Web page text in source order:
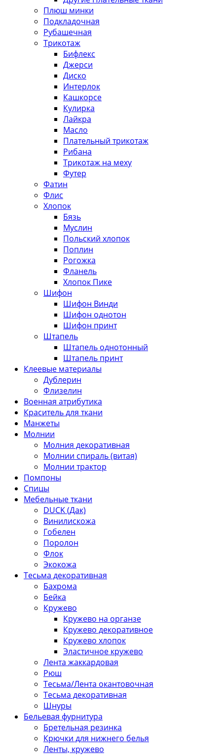
Плюш минки
Подкладочная
Рубашечная
Трикотаж
Бифлекс
Джерси
Диско
Интерлок
Кашкорсе
Кулирка
Лайкра
Масло
Плательный трикотаж
Рибана
Трикотаж на меху
Футер
Фатин
Флис
Хлопок
Бязь
Муслин
Польский хлопок
Поплин
Рогожка
Фланель
Хлопок Пике
Шифон
Шифон Винди
Шифон однотон
Шифон принт
Штапель
Штапель однотонный
Штапель принт
Клеевые материалы
Дублерин
Флизелин
Военная атрибутика
Краситель для ткани
Манжеты
Молнии
Молния декоративная
Молнии спираль (витая)
Молнии трактор
Помпоны
Спицы
Мебельные ткани
DUCK (Дак)
Винилискожа
Гобелен
Поролон
Флок
Экокожа
Тесьма декоративная
Бахрома
Бейка
Кружево
Кружево на органзе
Кружево декоративное
Кружево хлопок
Эластичное кружево
Лента жаккардовая
Рюш
Тесьма/Лента окантовочная
Тесьма декоративная
Шнуры
Бельевая фурнитура
Бретельная резинка
Крючки для нижнего белья
Ленты, кружево